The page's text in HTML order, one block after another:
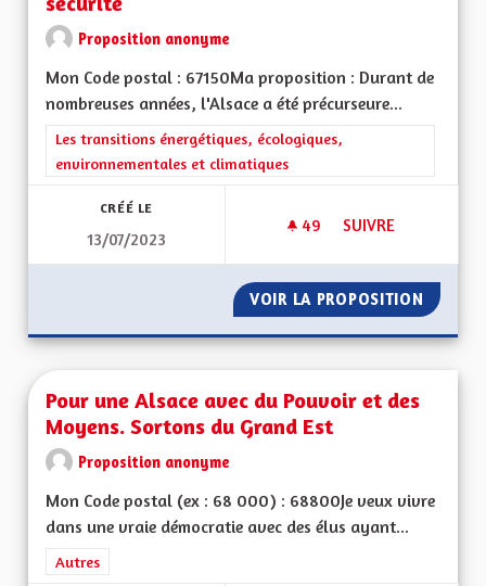
Proposition anonyme
Mon Code postal : 67150Ma proposition : Durant de
nombreuses années, l'Alsace a été précurseure...
Filtrer les résultats de la catégorie : Les transitions
Les transitions énergétiques, écologiques,
environnementales et climatiques
CRÉÉ LE
13/07/2023
49 49 ABONNÉS
SUIVRE
VOIR LA PROPOSITION
Pour une Alsace avec du Pouvoir et des
Moyens. Sortons du Grand Est
Proposition anonyme
Mon Code postal (ex : 68 000) : 68800Je veux vivre
dans une vraie démocratie avec des élus ayant...
Filtrer les résultats de la catégorie : Autres
Autres